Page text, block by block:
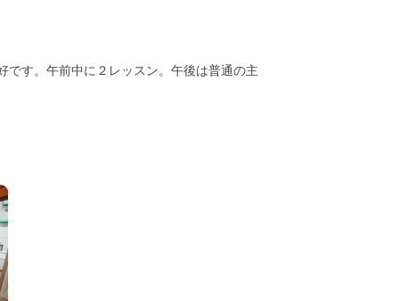
です。午前中に２レッスン。午後は普通の主